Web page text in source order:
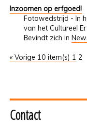
Inzoomen op erfgoed!
Fotowedstrijd - In
van het Cultureel
Bevindt zich in
« Vorige 10 item(s) 1 2
Contact